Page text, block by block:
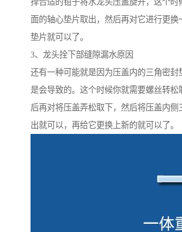
择合适的钳子将水龙头压盖旋开，这个时
面的轴心垫片取出，然后再对它进行更换
垫片就可以了。
3、龙头拴下部缝隙漏水原因
还有一种可能就是因为压盖内的三角密封
是会导致的。这个时候你就需要螺丝转松
后再对将压盖弄松取下，然后将压盖内侧
出就可以，再给它更换上新的就可以了。